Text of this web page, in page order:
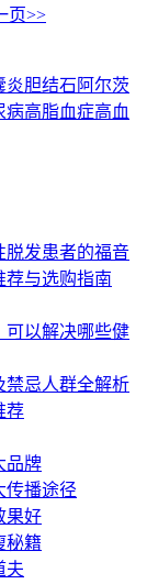
页>>
炎胆结石 阿尔茨
病高脂血症高血
脱发患者的福音
荐与选购指南
可以解决哪些健
禁忌人群全解析
荐
品牌
传播途径
果好
秘籍
夫